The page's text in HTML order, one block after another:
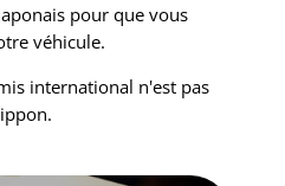
pour que vous
véhicule.
international n'est pas